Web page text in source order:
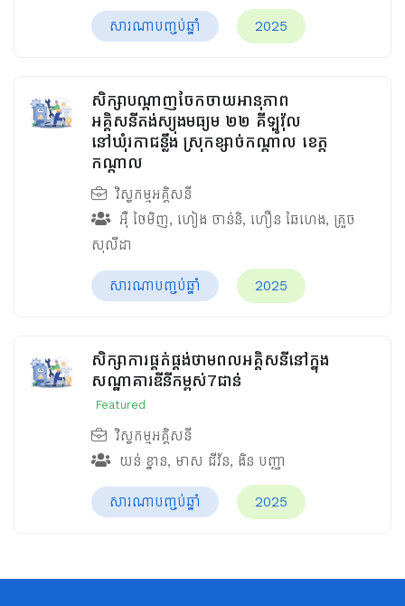
សារណាបញ្ចប់ឆ្នាំ 2025
សិក្សាបណ្តាញចែកចាយអានុភាព
អគ្គិសនីតង់ស្យុងមធ្យម ២២ គីឡូវ៉ុល
នៅឃុំរកាជន្លឹង ស្រុកខ្សាច់កណ្ដាល ខេត្ត
កណ្ដាល
វិស្វកម្មអគ្គិសនី
អ៊ឺ ថៃមិញ, ហៀង ចាន់និ, ហឿន ឆៃហេង, គ្រួច
សុលីដា
សារណាបញ្ចប់ឆ្នាំ 2025
សិក្សាការផ្គត់ផ្គង់ថាមពលអគ្គិសនីនៅក្នុង
សណ្ឋាគារឌីនីកម្ពស់7ជាន់
Featured
វិស្វកម្មអគ្គិសនី
យន់ ខ្នាន, មាស ជីវ័ន, ងិន បញ្ញា
សារណាបញ្ចប់ឆ្នាំ 2025